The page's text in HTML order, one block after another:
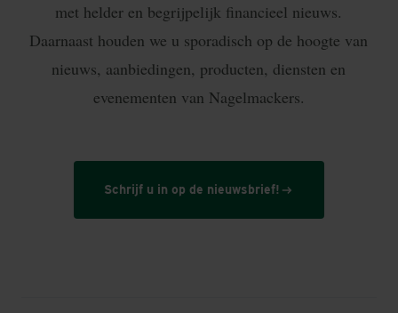
met helder en begrijpelijk financieel nieuws.
Daarnaast houden we u sporadisch op de hoogte van
nieuws, aanbiedingen, producten, diensten en
evenementen van Nagelmackers.
Schrijf u in op de nieuwsbrief!